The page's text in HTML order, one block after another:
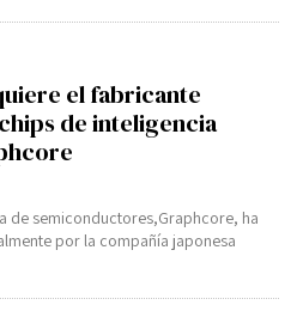
el fabricante
de inteligencia
de semiconductores,Graphcore, ha
por la compañía japonesa